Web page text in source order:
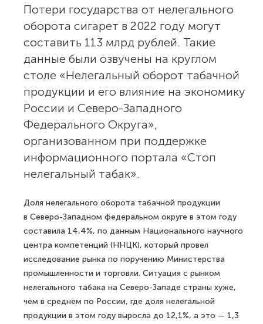
Потери государства от нелегального
оборота сигарет в 2022 году могут
составить 113 млрд рублей. Такие
данные были озвучены на круглом
столе «Нелегальный оборот табачной
продукции и его влияние на экономику
России и Северо-Западного
Федерального Округа»,
организованном при поддержке
информационного портала «Стоп
нелегальный табак».
Доля нелегального оборота табачной продукции
в Северо-Западном федеральном округе в этом году
составила 14,4%, по данным Национального научного
центра компетенций (ННЦК), который провел
исследование рынка по поручению Министерства
промышленности и торговли. Ситуация с рынком
нелегального табака на Северо-Западе страны хуже,
чем в среднем по России, где доля нелегальной
продукции в этом году выросла до 12,1%, а это — 1,3